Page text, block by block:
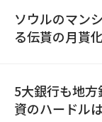
ソウルのマン
る伝貰の月貰
5大銀行も地
資のハードル